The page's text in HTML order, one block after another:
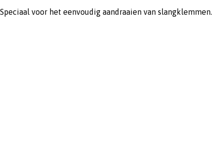
Speciaal voor het eenvoudig aandraaien van slangklemmen.